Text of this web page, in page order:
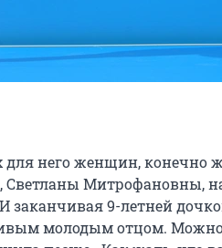
него женщин, конечно
Светланы Митрофановны,
9-летней
молодым отцом.